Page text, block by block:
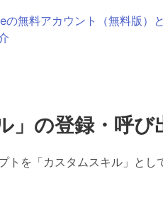
無料アカウント（無料版）
」の登録・呼
トを「カスタムスキル」と